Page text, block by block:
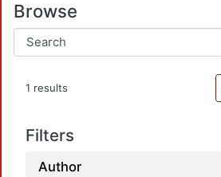
Browse
1 results
Filters
Author